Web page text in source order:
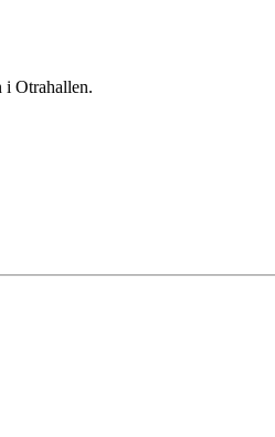
i Otrahallen.